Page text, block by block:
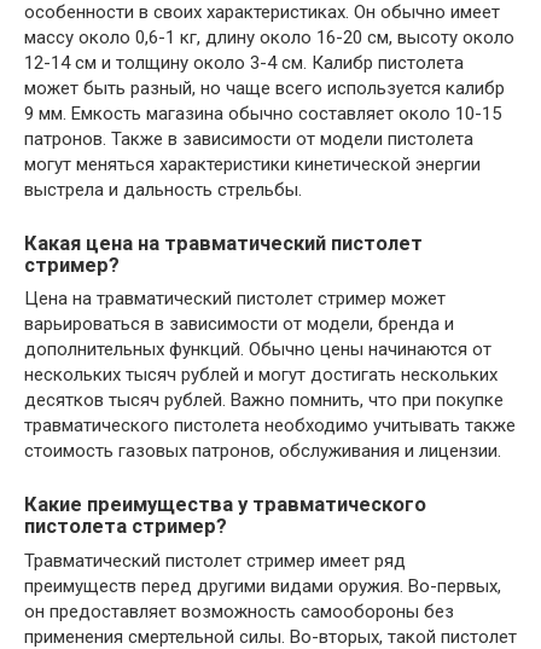
особенности в своих характеристиках. Он обычно имеет
массу около 0,6-1 кг, длину около 16-20 см, высоту около
12-14 см и толщину около 3-4 см. Калибр пистолета
может быть разный, но чаще всего используется калибр
9 мм. Емкость магазина обычно составляет около 10-15
патронов. Также в зависимости от модели пистолета
могут меняться характеристики кинетической энергии
выстрела и дальность стрельбы.
Какая цена на травматический пистолет
стример?
Цена на травматический пистолет стример может
варьироваться в зависимости от модели, бренда и
дополнительных функций. Обычно цены начинаются от
нескольких тысяч рублей и могут достигать нескольких
десятков тысяч рублей. Важно помнить, что при покупке
травматического пистолета необходимо учитывать также
стоимость газовых патронов, обслуживания и лицензии.
Какие преимущества у травматического
пистолета стример?
Травматический пистолет стример имеет ряд
преимуществ перед другими видами оружия. Во-первых,
он предоставляет возможность самообороны без
применения смертельной силы. Во-вторых, такой пистолет